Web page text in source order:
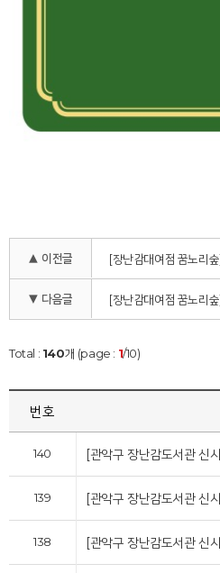
▲ 이전글 [장난감대여점 꿈노리
▼ 다음글 [장난감대여점 꿈노리
Total : 140개 (page : 1/10)
번호
140 [관악구 장난감도서관 신
139 [관악구 장난감도서관 신
138 [관악구 장난감도서관 신